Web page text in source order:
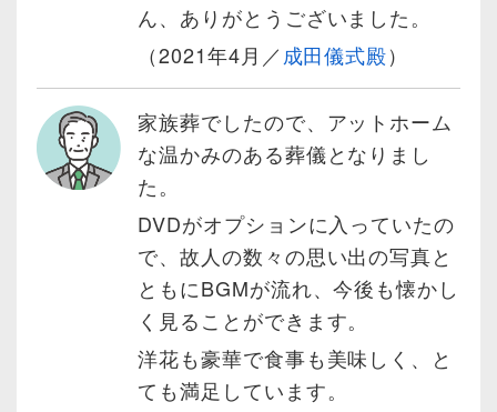
ん、ありがとうございました。
（2021年4月／ 成田儀式殿）
家族葬でしたので、アットホーム
な温かみのある葬儀となりまし
た。
DVDがオプションに入っていたの
で、故人の数々の思い出の写真と
ともにBGMが流れ、今後も懐かし
く見ることができます。
洋花も豪華で食事も美味しく、と
ても満足しています。